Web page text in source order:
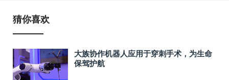
猜你喜欢
大族协作机器人应用于穿刺手术，为生命
保驾护航